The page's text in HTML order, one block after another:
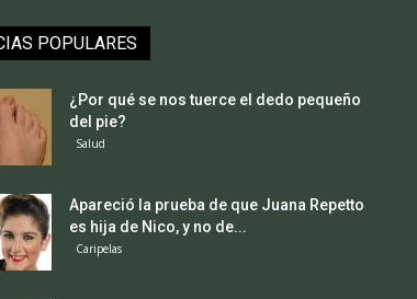
POPULARES
¿Por qué se nos tuerce el dedo pequeño
del pie?
Salud
Apareció la prueba de que Juana Repetto
es hija de Nico, y no de...
Caripelas